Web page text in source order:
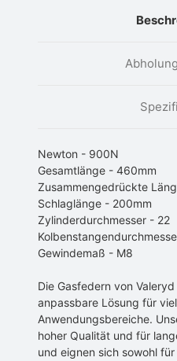
Newton - 900N
Gesamtlänge - 460mm
Zusammengedrückte
Schlaglänge - 200mm
Zylinderdurchmesser - 22
Gewindemaß - M8
Die Gasfedern von
anpassbare Lösung für
Anwendungsbereiche.
hoher Qualität und für
und eignen sich sowohl